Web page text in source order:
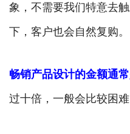
象，不需要我们特意去
下，客户也会自然复购。
畅销产品设计的金额通
过十倍，一般会比较困难